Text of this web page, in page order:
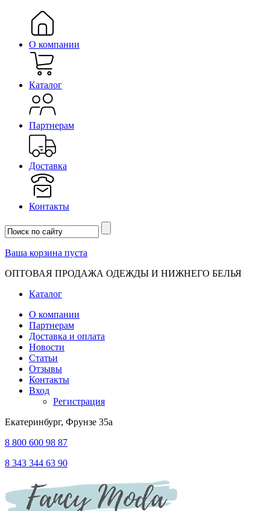
О компании
Каталог
Партнерам
Доставка
Контакты
Ваша корзина пуста
ОПТОВАЯ ПРОДАЖА ОДЕЖДЫ И НИЖНЕГО БЕЛЬЯ
Каталог
О компании
Партнерам
Доставка и оплата
Новости
Статьи
Отзывы
Контакты
Вход
Регистрация
Екатеринбург, Фрунзе 35а
8 800 600 98 87
8 343 344 63 90